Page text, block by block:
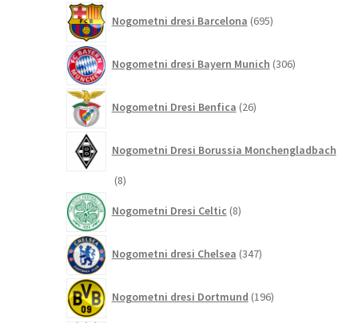
Nogometni dresi Barcelona 695izdelkov
Nogometni dresi Bayern Munich 306izdelkov
Nogometni Dresi Benfica 26izdelkov
Nogometni Dresi Borussia Monchengladbach
88
Nogometni Dresi Celtic 8izdelkov
Nogometni dresi Chelsea 347izdelkov
Nogometni dresi Dortmund 196izdelkov